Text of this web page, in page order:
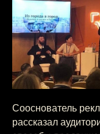
Сооснователь
рассказал